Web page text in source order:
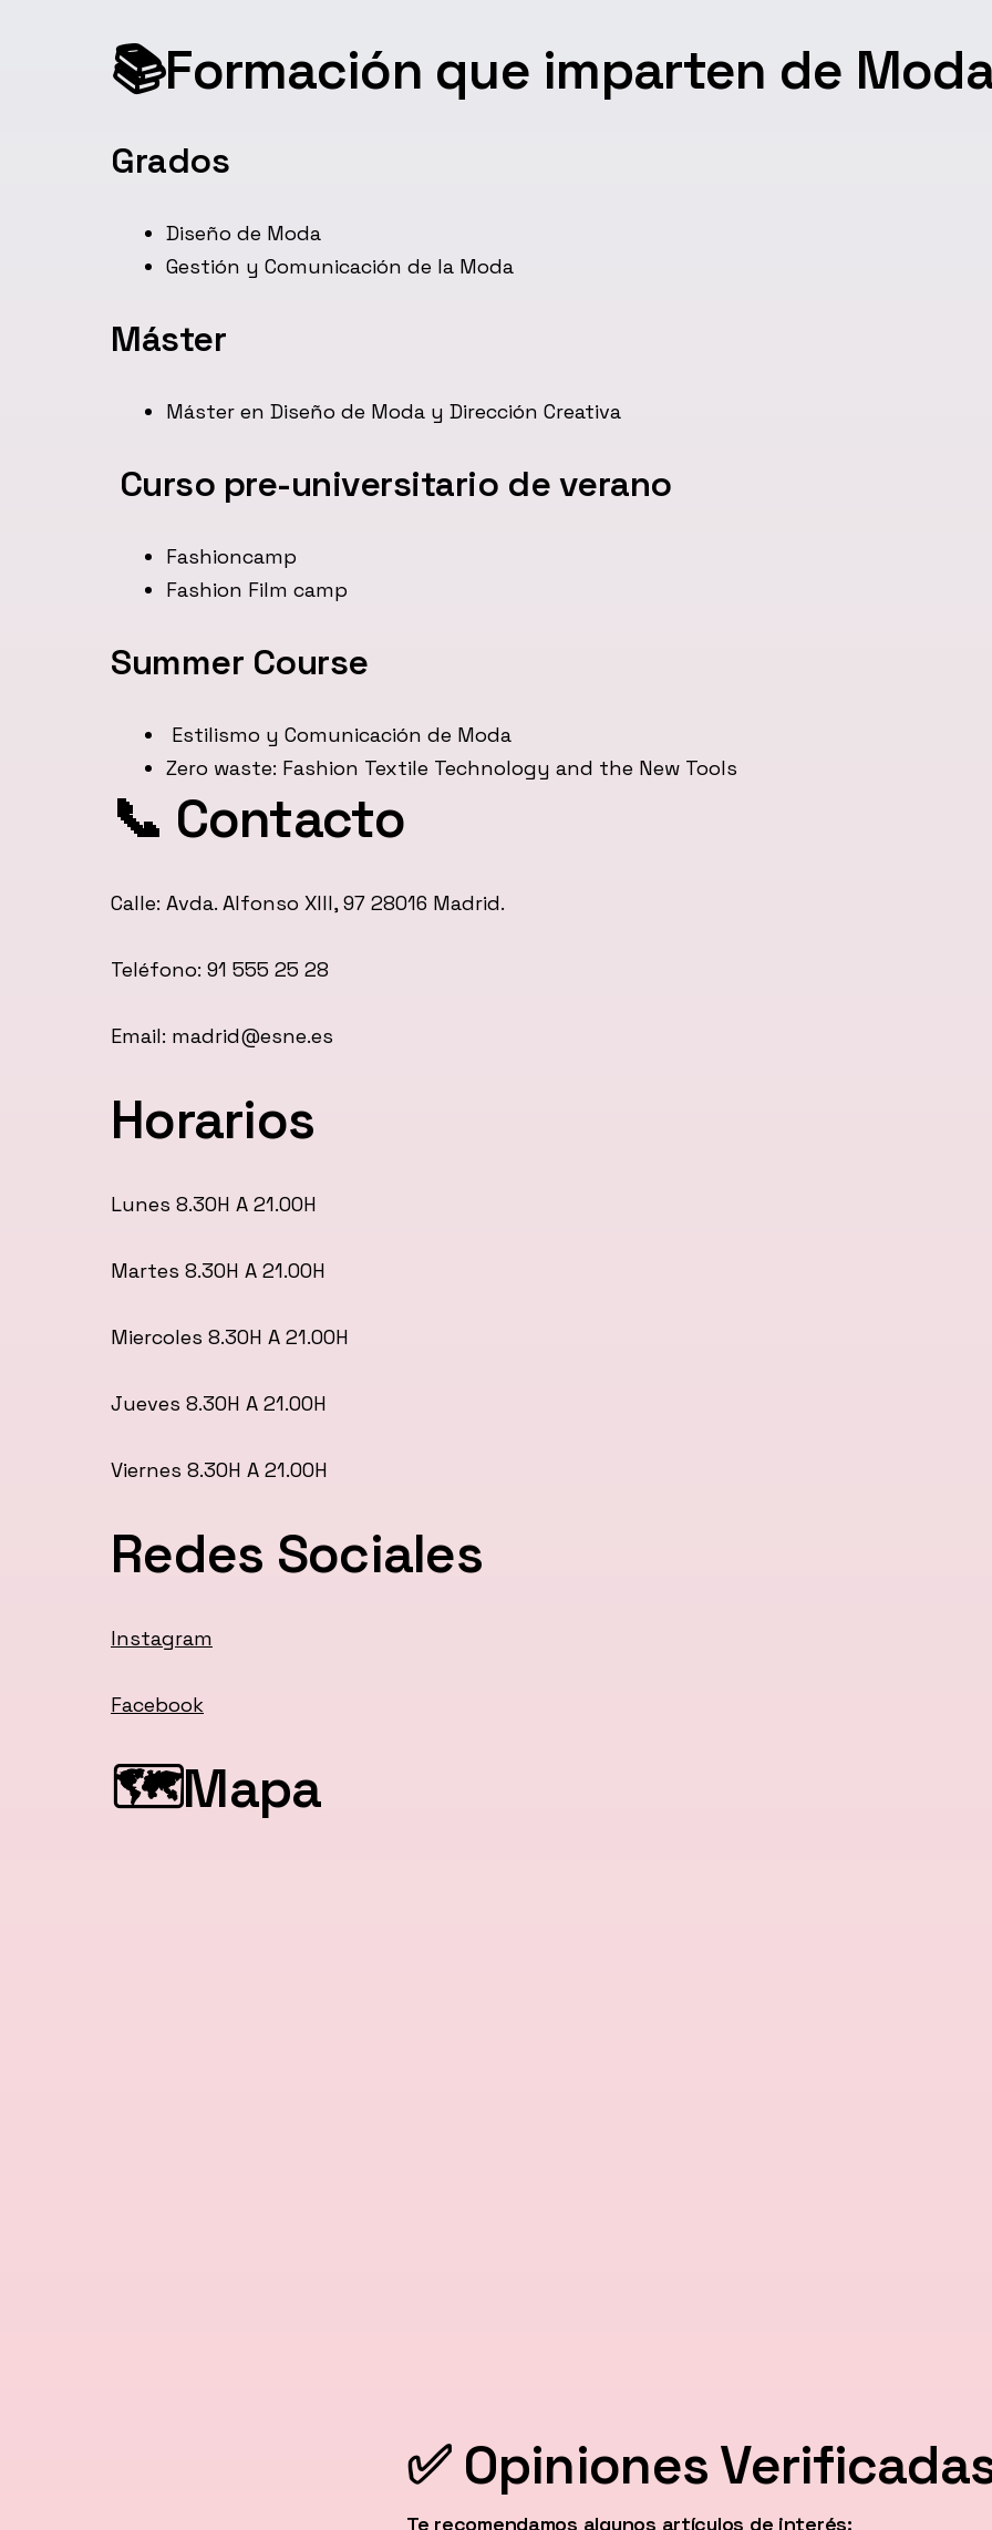
📚Formación que imparten de
Grados
Diseño de Moda
Gestión y Comunicación de la Moda
Máster
Máster en Diseño de Moda y Dirección Creativa
Curso pre-universitario de verano
Fashioncamp
Fashion Film camp
Summer Course
Estilismo y Comunicación de Moda
Zero waste: Fashion Textile Technology and the New Tools
📞 Contacto
Calle: Avda. Alfonso XIII, 97 28016 Madrid.
Teléfono: 91 555 25 28
Email: madrid@esne.es
Horarios
Lunes 8.30H A 21.00H
Martes 8.30H A 21.00H
Miercoles 8.30H A 21.00H
Jueves 8.30H A 21.00H
Viernes 8.30H A 21.00H
Redes Sociales
Instagram
Facebook
🗺️Mapa
✅ Opiniones
Te recomendamos algunos artículos de interés: